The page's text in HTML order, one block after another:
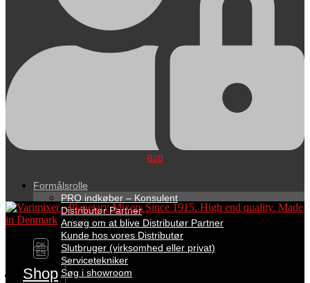
B2B
Formålsrolle
PRO indkøber – Konsulent
Distributør Partner
Ansøg om at blive Distributør Partner
Kunde hos vores Distributør
Slutbruger (virksomhed eller privat)
Servicetekniker
Søg i showroom
DK
EN
Shop